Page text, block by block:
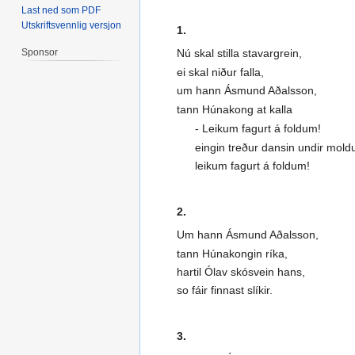
1.
Nú skal stilla stavargrein,
ei skal niður falla,
um hann Ásmund Aðalsson,
tann Húnakong at kalla
- Leikum fagurt á foldum!
eingin treður dansin undir
leikum fagurt á foldum!
2.
Um hann Ásmund Aðalsson,
tann Húnakongin ríka,
hartil Ólav skósvein hans,
so fáir finnast slíkir.
3.
Last ned som PDF
Utskriftsvennlig versjon
Sponsor